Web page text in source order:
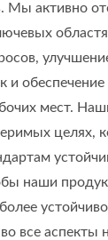
Мы активно
и
мест.
целях,
наши
во все